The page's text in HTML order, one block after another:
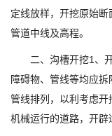
定线放样，开挖原始
管道中线及高程。
二、沟槽开挖1、开
障碍物、管线等均应
管线排列，以利考虑
机械运行的道路，开辟